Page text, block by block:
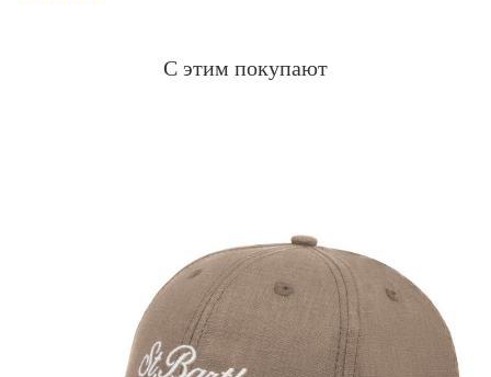
С этим покупают